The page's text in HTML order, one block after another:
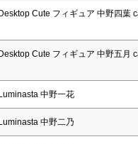
Cute フィギュア 中野四葉
Cute フィギュア 中野五月
中野一花
中野二乃